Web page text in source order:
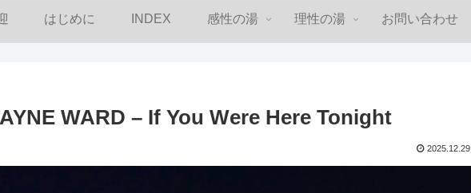
はじめに INDEX 感性の湯 理性の湯 お問い合わせ
WARD – If You Were Here Tonight
2025.12.29